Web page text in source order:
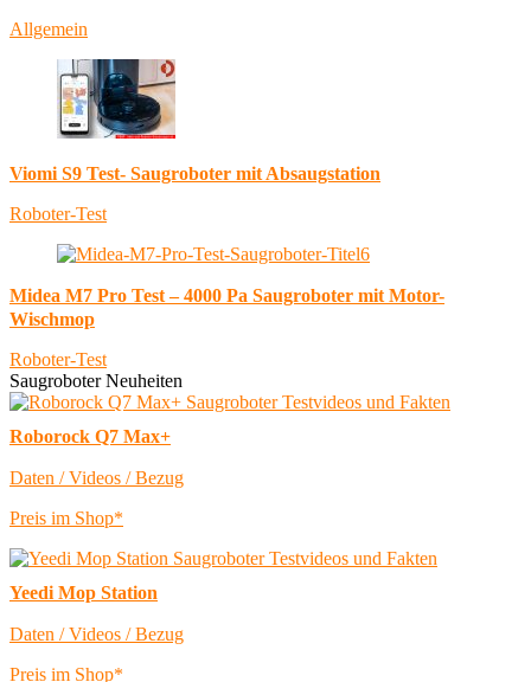
Allgemein
Viomi S9 Test- Saugroboter mit Absaugstation
Roboter-Test
Midea M7 Pro Test – 4000 Pa Saugroboter mit Motor-
Wischmop
Roboter-Test
Saugroboter Neuheiten
Roborock Q7 Max+
Daten / Videos / Bezug
Preis im Shop*
Yeedi Mop Station
Daten / Videos / Bezug
Preis im Shop*